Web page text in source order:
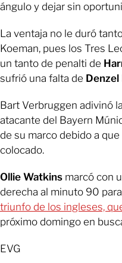
ángulo y dejar sin
La ventaja no le duró
Koeman, pues los Tres
un tanto de penalti de
sufrió una falta de
Bart Verbruggen adivinó
atacante del Bayern
de su marco debido a
colocado.
Ollie Watkins marcó con
derecha al minuto 90
triunfo de los ingleses,
próximo domingo en
EVG